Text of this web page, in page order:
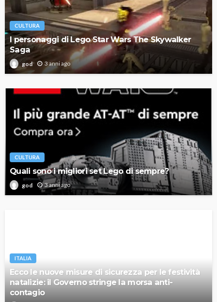
CULTURA
I personaggi di Lego Star Wars The Skywalker
Saga
god 3 anni ago
CULTURA
Quali sono i migliori set Lego di sempre?
god 3 anni ago
ITALIA
Ecco le nuove misure di sicurezza per le festività
natalizie: il Governo stringe la morsa anti-
contagio